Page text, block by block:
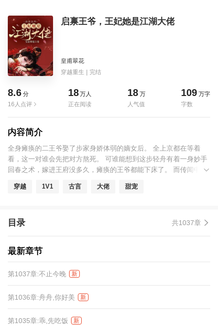
启禀王爷，王妃她是江湖大佬
皇甫翠花
穿越重生 | 完结
8.6 分
16人点评
18万人
正在阅读
18 万
人气值
109 万字
字数
内容简介
全身瘫痪的二王爷娶了步家身娇体弱的嫡女后。 全上京都在等着
看，这一对谁会先把对方熬死。 可谁能想到这步轻舟有着一身妙手
回春之术，嫁进王府没多久，瘫痪的王爷都能下床了。 而传闻中柔
川：“我家王妃身子孱弱，一定是墙不够牢固，重建。” 步轻舟在某
嫔妃鼻青脸肿去告御状了。 赫连夙川：“父皇，我家王妃身娇体弱，
休书什么时候给我？” “除了休书，你要什么都可以。” “那我要江
湖。” “好。” “江山？” “给。”赫连夙川满眼偏执。
穿越 1V1 古言 大佬 甜宠
目录 共1037章
最新章节
第1037章:不止今晚 新
第1036章:舟舟,你好美 新
第1035章:乖,先吃饭 新